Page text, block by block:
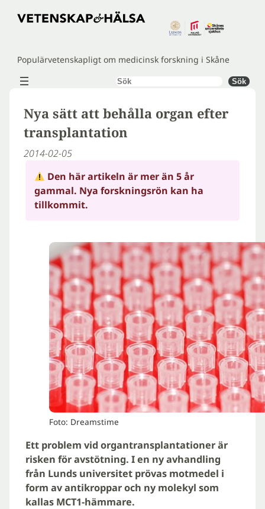
Hoppa
Populärvetenskapligt om medicinsk forskning i Skåne
Sök Sök
Nya sätt att behålla organ efter
trans­plan­ta­tion
2014-02-05
Den här artikeln är mer än 5 år
gammal. Nya forskningsrön kan ha
tillkommit.
Foto: Dreamstime
Ett problem vid organtransplantationer är
risken för avstötning. I en ny avhandling
från Lunds universitet prövas motmedel i
form av antikroppar och ny molekyl som
kallas MCT1-hämmare.